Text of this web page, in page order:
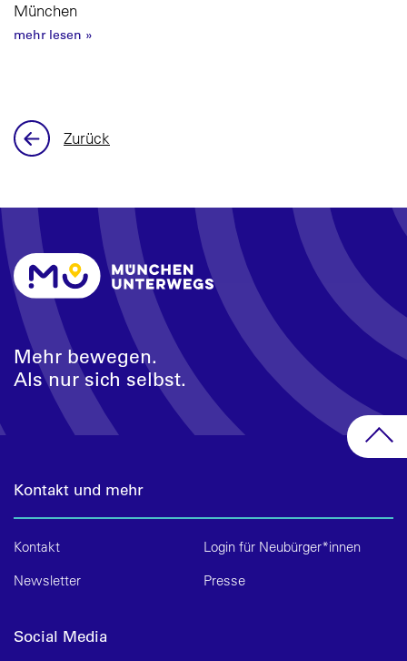
München
mehr lesen »
Zurück
Mehr bewegen.
Als nur sich selbst.
Kontakt und mehr
Kontakt
Login für Neubürger*innen
Newsletter
Presse
Social Media